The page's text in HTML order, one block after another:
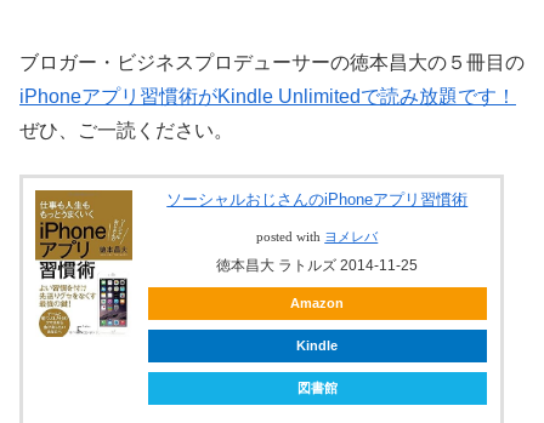
ブロガー・ビジネスプロデューサーの徳本昌大の５冊目の
iPhoneアプリ習慣術がKindle Unlimitedで読み放題です！
ぜひ、ご一読ください。
ソーシャルおじさんのiPhoneアプリ習慣術
posted with ヨメレバ
徳本昌大 ラトルズ 2014-11-25
Amazon
Kindle
図書館